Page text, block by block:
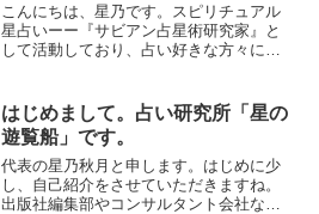
こんにちは、星乃です。スピリチュアル
星占いーー『サビアン占星術研究家』と
して活動しており、占い好きな方々にご
占いでのご指名も非常に多くなっており
ます！お客様にいただいた...
はじめまして。占い研究所「星の
遊覧船」です。
代表の星乃秋月と申します。はじめに少
し、自己紹介をさせていただきますね。
出版社編集部やコンサルタント会社など